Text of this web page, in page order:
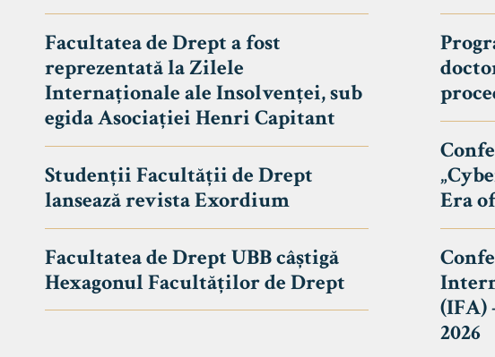
UNIVERSITATEA BABEȘ - BOLYAI
FACULTATEA
DE DREPT
Avizier Studenți
Studii
Admitere
Erasmus &
Știri
Echipa Facultății
Bibliotecă & Reviste
Facultatea de Drept a fost
reprezentată la Zilele
Internaționale ale Insolvenței, sub
egida Asociației Henri Capitant
Studenții Facultății de Drept
lansează revista Exordium
Facultatea de Drept UBB câștigă
Hexagonul Facultăților de Drept
Era
(IFA)
2026